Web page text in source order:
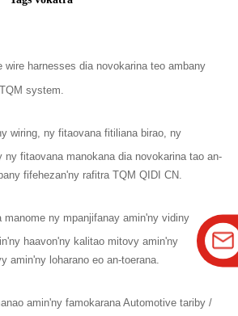
wire harnesses dia novokarina teo ambany
system.
wiring, ny fitaovana fitiliana birao, ny
ny fitaovana manokana dia novokarina tao an-
fifehezan'ny rafitra TQM QIDI CN.
manome ny mpanjifanay amin'ny vidiny
haavon'ny kalitao mitovy amin'ny
amin'ny loharano eo an-toerana.
amin'ny famokarana Automotive tariby /